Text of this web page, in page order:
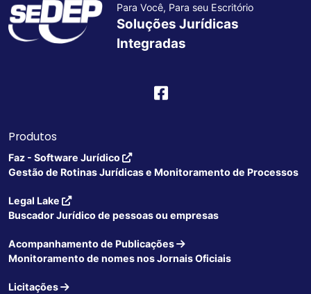
Para Você, Para seu Escritório
Soluções Jurídicas
Integradas
Produtos
Faz - Software Jurídico
Gestão de Rotinas Jurídicas e Monitoramento de Processos
Legal Lake
Buscador Jurídico de pessoas ou empresas
Acompanhamento de Publicações
Monitoramento de nomes nos Jornais Oficiais
Licitações